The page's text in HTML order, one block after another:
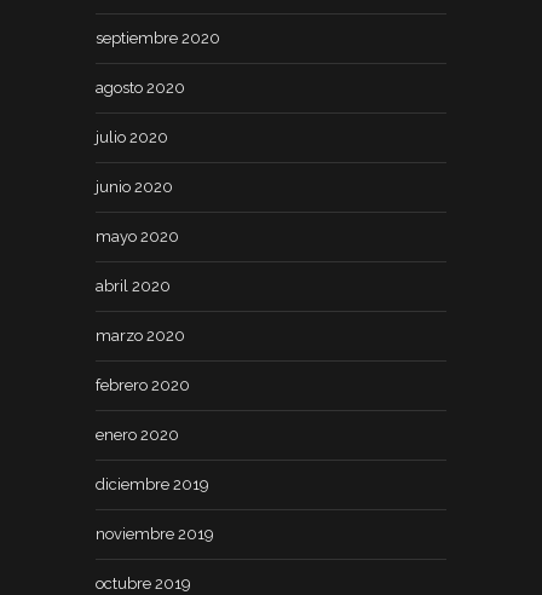
septiembre 2020
agosto 2020
julio 2020
junio 2020
mayo 2020
abril 2020
marzo 2020
febrero 2020
enero 2020
diciembre 2019
noviembre 2019
octubre 2019